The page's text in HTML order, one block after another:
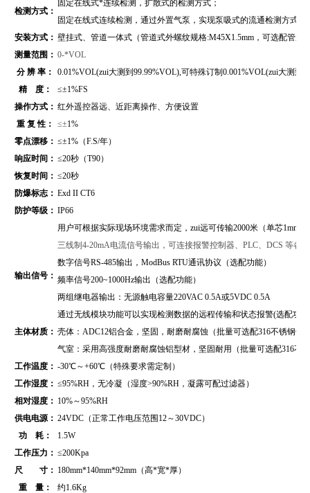
检测方式：
固定在线式*连续检测，扩散式的检测方式；
固定在线式连续检测，通过外置气泵，实现泵吸式的流通检测方式（
安装方式： 壁挂式、管道一体式（管道式外螺纹规格:M45X1.5mm，可选配管道
测量范围： 0-*VOL
分 辨 率：
0.01%VOL(zui大测到99.99%VOL),可特殊订制0.001%VOL(zui大测到
精 度：
≤±1%FS
操作方式： 红外遥控器远、近距离操作、方便设置
重 复 性：
≤±1%
零点漂移： ≤±1%（F.S/年）
响应时间： ≤20秒（T90）
恢复时间： ≤20秒
防爆标志： Exd II CT6
防护等级： IP66
输出信号：
用户可根据实际现场环境需求而定，zui远可传输2000米（单芯1mm2
三线制4-20mA电流信号输出，可连接报警控制器、PLC、DCS 等各
数字信号RS-485输出， ModBus RTU通讯协议 （选配功能）
频率信号200~1000Hz输出（选配功能）
两组继电器输出：无源触电容量220VAC 0.5A或5VDC 0.5A
通过无线模块功能可以实现检测数据的远程传输和状态报警(选配功
主体材质： 壳体：ADC12铝合金，坚固，耐磨耐腐蚀（批量可选配316不锈钢壳
气室：采用高强度耐磨耐腐蚀铝型材，坚固耐用（批量可选配316不
工作温度： -30℃～+60℃（特殊要求需定制）
工作湿度： ≤95%RH，无冷凝（湿度>90%RH，凝露可配过滤器）
相对湿度： 10%～95%RH
供电电源： 24VDC（正常工作电压范围12～30VDC）
功 耗：
1.5W
工作压力： ≤200Kpa
尺 寸： 180mm*140mm*92mm（高*宽*厚）
重 量：
约1.6Kg